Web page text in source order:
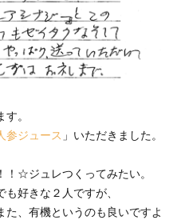
。
参ジュース 」いただきました。
！☆ジュレつくってみたい。
好きな２人ですが、
た、有機というのも良いですよ